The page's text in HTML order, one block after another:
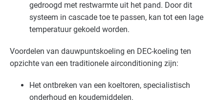
gedroogd met restwarmte uit het pand. Door dit
systeem in cascade toe te passen, kan tot een lage
temperatuur gekoeld worden.
Voordelen van dauwpuntskoeling en DEC-koeling ten
opzichte van een traditionele airconditioning zijn:
Het ontbreken van een koeltoren, specialistisch
onderhoud en koudemiddelen.